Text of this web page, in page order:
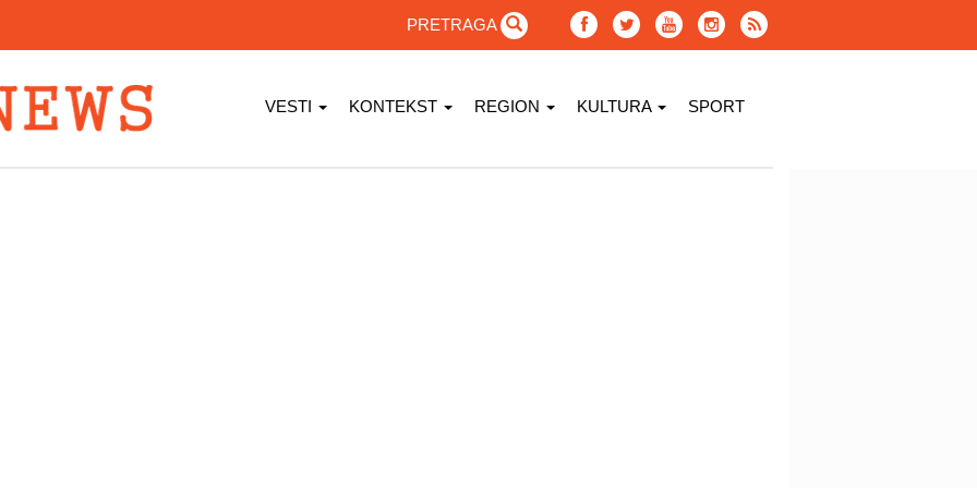
PRETRAGA
VESTI KONTEKST REGION KULTURA SPORT